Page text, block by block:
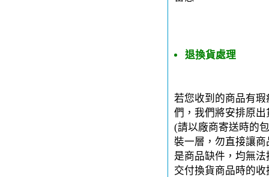
退換貨處理
若您收到的商品有
們，我們將安排原
(請以廠商寄送時的
裝一層，勿直接讓
是商品缺件，均無
交付換貨商品時的